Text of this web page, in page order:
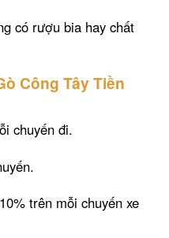
có rượu bia hay chất
Công Tây Tiền
chuyến đi.
trên mỗi chuyến xe